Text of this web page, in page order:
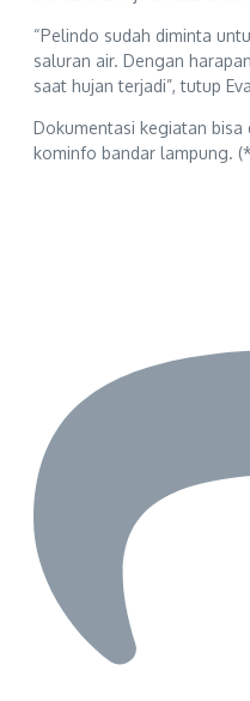
“Pelindo sudah diminta
saluran air. Dengan
saat hujan terjadi”, tutup
Dokumentasi kegiatan
kominfo bandar lampung.